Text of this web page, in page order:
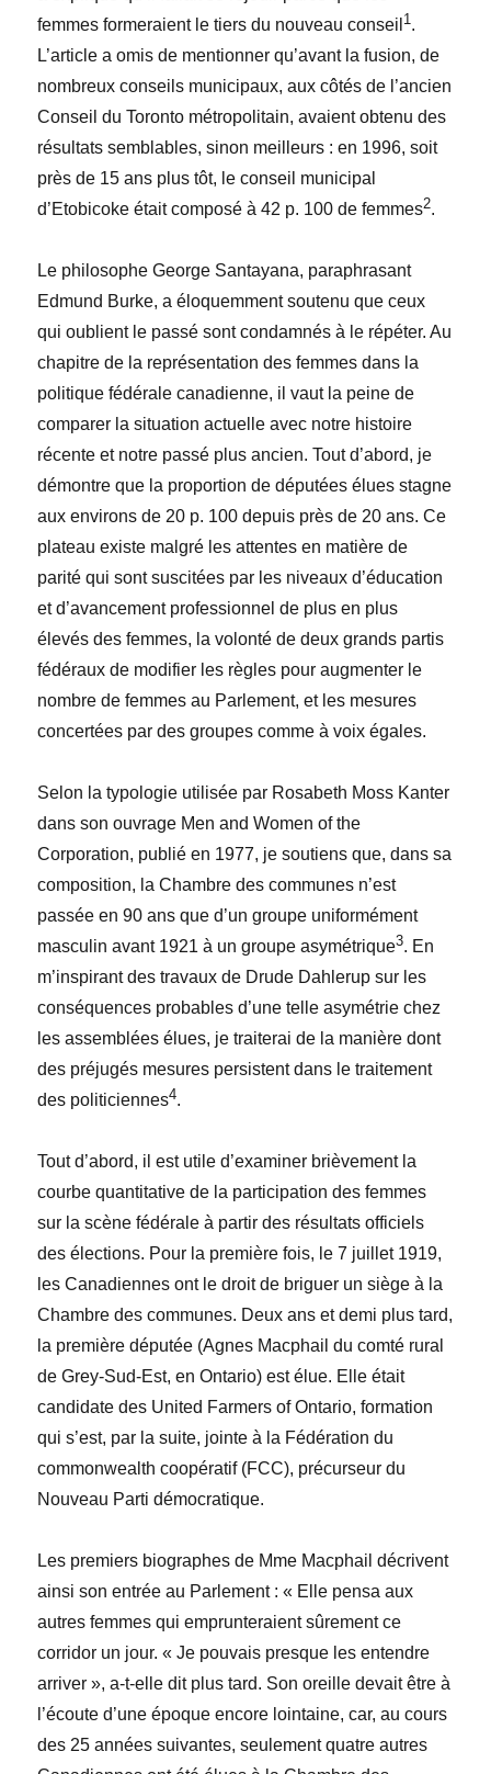
femmes formeraient le tiers du nouveau conseil 1.
L’article a omis de mentionner qu’avant la fusion, de
nombreux conseils municipaux, aux côtés de l’ancien
Conseil du Toronto métropolitain, avaient obtenu des
résultats semblables, sinon meilleurs : en 1996, soit
près de 15 ans plus tôt, le conseil municipal
d’Etobicoke était composé à 42 p. 100 de femmes2.
Le philosophe George Santayana, paraphrasant
Edmund Burke, a éloquemment soutenu que ceux
qui oublient le passé sont condamnés à le répéter. Au
chapitre de la représentation des femmes dans la
politique fédérale canadienne, il vaut la peine de
comparer la situation actuelle avec notre histoire
récente et notre passé plus ancien. Tout d’abord, je
démontre que la proportion de députées élues stagne
aux environs de 20 p. 100 depuis près de 20 ans. Ce
plateau existe malgré les attentes en matière de
parité qui sont suscitées par les niveaux d’éducation
et d’avancement professionnel de plus en plus
élevés des femmes, la volonté de deux grands partis
fédéraux de modifier les règles pour augmenter le
nombre de femmes au Parlement, et les mesures
concertées par des groupes comme à voix égales.
Selon la typologie utilisée par Rosabeth Moss Kanter
dans son ouvrage Men and Women of the
Corporation, publié en 1977, je soutiens que, dans sa
composition, la Chambre des communes n’est
passée en 90 ans que d’un groupe uniformément
masculin avant 1921 à un groupe asymétrique3. En
m’inspirant des travaux de Drude Dahlerup sur les
conséquences probables d’une telle asymétrie chez
les assemblées élues, je traiterai de la manière dont
des préjugés mesures persistent dans le traitement
des politiciennes4.
Tout d’abord, il est utile d’examiner brièvement la
courbe quantitative de la participation des femmes
sur la scène fédérale à partir des résultats officiels
des élections. Pour la première fois, le 7 juillet 1919,
les Canadiennes ont le droit de briguer un siège à la
Chambre des communes. Deux ans et demi plus tard,
la première députée (Agnes Macphail du comté rural
de Grey-Sud-Est, en Ontario) est élue. Elle était
candidate des United Farmers of Ontario, formation
qui s’est, par la suite, jointe à la Fédération du
commonwealth coopératif (FCC), précurseur du
Nouveau Parti démocratique.
Les premiers biographes de Mme Macphail décrivent
ainsi son entrée au Parlement : « Elle pensa aux
autres femmes qui emprunteraient sûrement ce
corridor un jour. « Je pouvais presque les entendre
arriver », a-t-elle dit plus tard. Son oreille devait être à
l’écoute d’une époque encore lointaine, car, au cours
des 25 années suivantes, seulement quatre autres